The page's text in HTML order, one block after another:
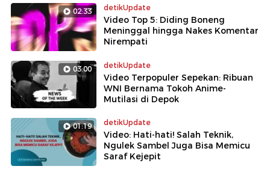
02:33 detikUpdate
Video Top 5: Diding Boneng
Meninggal hingga Nakes Komentar
Nirempati
03:00 detikUpdate
Video Terpopuler Sepekan: Ribuan
WNI Bernama Tokoh Anime-
Mutilasi di Depok
01:19 detikUpdate
Video: Hati-hati! Salah Teknik,
Ngulek Sambel Juga Bisa Memicu
Saraf Kejepit